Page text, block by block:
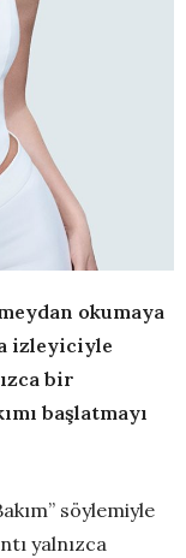
okumaya
izleyiciyle
bir
başlatmayı
söylemiyle
yalnızca